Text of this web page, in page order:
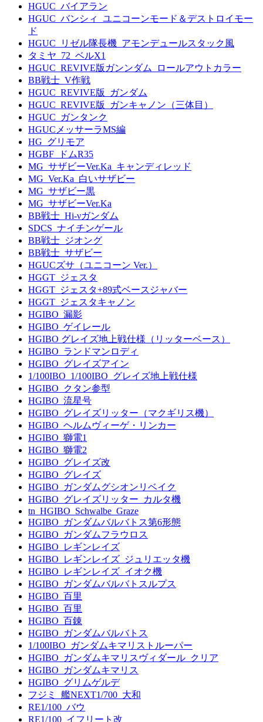
HGUC_バイアラン
HGUC_バンシィ_ユニコーンモード＆デストロイモー
ド
HGUC_リゼル隊長機_アモンデュールスタック風
タミヤ_72_ベルX1
HGUC_REVIVE版ガンンダム_ロールアウトカラー
BB戦士_V作戦
HGUC_REVIVE版_ガンダム
HGUC_REVIVE版_ガンキャノン（三体目）
HGUC_ガンタンク
HGUCメッサーラMS編
HG_グリモア
HGBF_ドムR35
MG_サザビーVer.Ka_キャンディレッド
MG_Ver.Ka_白いサザビー
MG_サザビー黒
MG_サザビーVer.Ka
BB戦士_Hi-νガンダム
SDCS_ナイチンゲール
BB戦士_ジオング
BB戦士_サザビー
HGUCズサ（ユニコーン Ver.）
HGGT_ジェスタ
HGGT_ジェスタ+89式ベースジャバー
HGGT_ジェスタキャノン
HGIBO_漏影
HGIBO_ゲイレール
HGIBO グレイズ地上戦仕様（リッターベース）
HGIBO_ランドマンロディ
HGIBO_グレイズアイン
1/100IBO_1/100IBO_グレイズ地上戦仕様
HGIBO_クタン参型
HGIBO_流星号
HGIBO_グレイズリッター（マクギリス機）
HGIBO_ヘルムヴィーゲ・リンカー
HGIBO_獅電1
HGIBO_獅電2
HGIBO_グレイズ改
HGIBO_グレイズ
HGIBO_ガンダムグシオンリベイク
HGIBO_グレイズリッター_カルタ機
tn_HGIBO_Schwalbe_Graze
HGIBO_ガンダムバルバトス第6形態
HGIBO_ガンダムフラウロス
HGIBO_レギンレイズ
HGIBO_レギンレイズ_ジュリエッタ機
HGIBO_レギンレイズ_イオク機
HGIBO_ガンダムバルバトスルプス
HGIBO_百里
HGIBO_百里
HGIBO_百錬
HGIBO_ガンダムバルバトス
1/100IBO_ガンダムキマリストルーパー
HGIBO_ガンダムキマリスヴィダール_クリア
HGIBO_ガンダムキマリス
HGIBO_グリムゲルデ
フジミ_艦NEXT1/700_大和
RE1/100_バウ
RE1/100_イフリート改